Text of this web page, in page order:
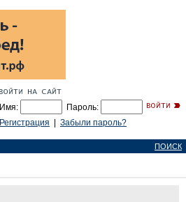
Имя:
Пароль:
Регистрация
Забыли пароль?
ПОИСК